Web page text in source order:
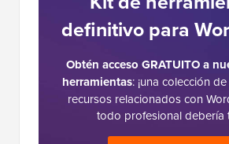
definitivo para
Obtén acceso GRATUITO a
herramientas: ¡una colección
recursos relacionados con
todo profesional debería